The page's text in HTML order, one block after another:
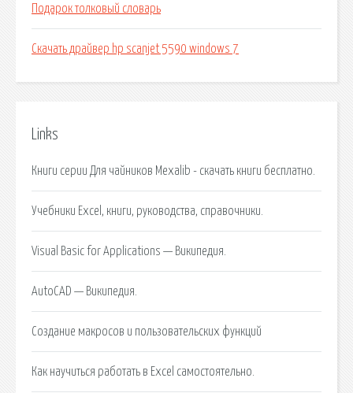
Подарок толковый словарь
Скачать драйвер hp scanjet 5590 windows 7
Links
Книги серии Для чайников Mexalib - скачать книги бесплатно.
Учебники Excel, книги, руководства, справочники.
Visual Basic for Applications — Википедия.
AutoCAD — Википедия.
Создание макросов и пользовательских функций
Как научиться работать в Excel самостоятельно.